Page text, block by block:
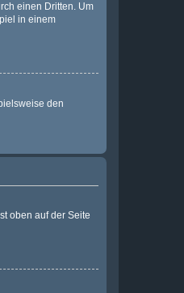
einen Dritten. Um
in einem
den
oben auf der Seite